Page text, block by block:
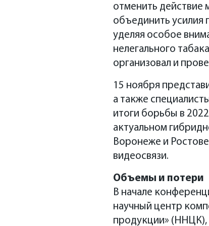
отменить действие
объединить усилия
уделяя особое
нелегального
организовал и
15 ноября
а также
итоги борьбы в
актуальном
Воронеже и
видеосвязи.
Объемы и потери
В начале
научный центр
продукции» (ННЦК),
15 ноября
Орловской, Курской,
обороту табачной
«Коммерсантъ». В
изделий в России за
табака? Счетной
бюджеты субъектов
ли эта мера улучшить
Мероприятие пройдет
подключенные
https://